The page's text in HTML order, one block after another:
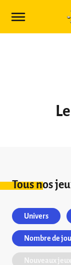
Tous nos
Univers
Nombre de
Nouveaux jeux